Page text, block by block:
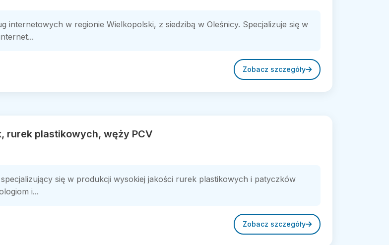
internetowych w regionie Wielkopolski, z siedzibą w Oleśnicy. Specjalizuje się w
Zobacz szczegóły
rurek plastikowych, węży PCV
się w produkcji wysokiej jakości rurek plastikowych i patyczków
i...
Zobacz szczegóły